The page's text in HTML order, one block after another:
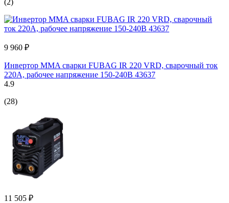
9 960 ₽
Инвертор MMA сварки FUBAG IR 220 VRD, сварочный ток
220А, рабочее напряжение 150-240В 43637
4.9
(28)
11 505 ₽